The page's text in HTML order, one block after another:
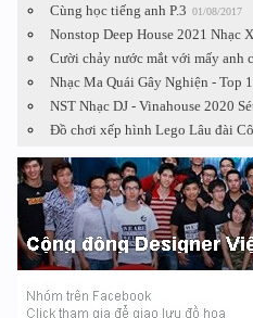
Cùng học tiếng anh P.3 01/08/2017
Nonstop Deep House 2021 Nhạc
Cười chảy nước mắt với mấy anh
Nhạc Ma Quái Gây Nghiện - Top
NST Nhạc DJ - Vinahouse 2020
Đồ chơi xếp hình Lego Lâu đài